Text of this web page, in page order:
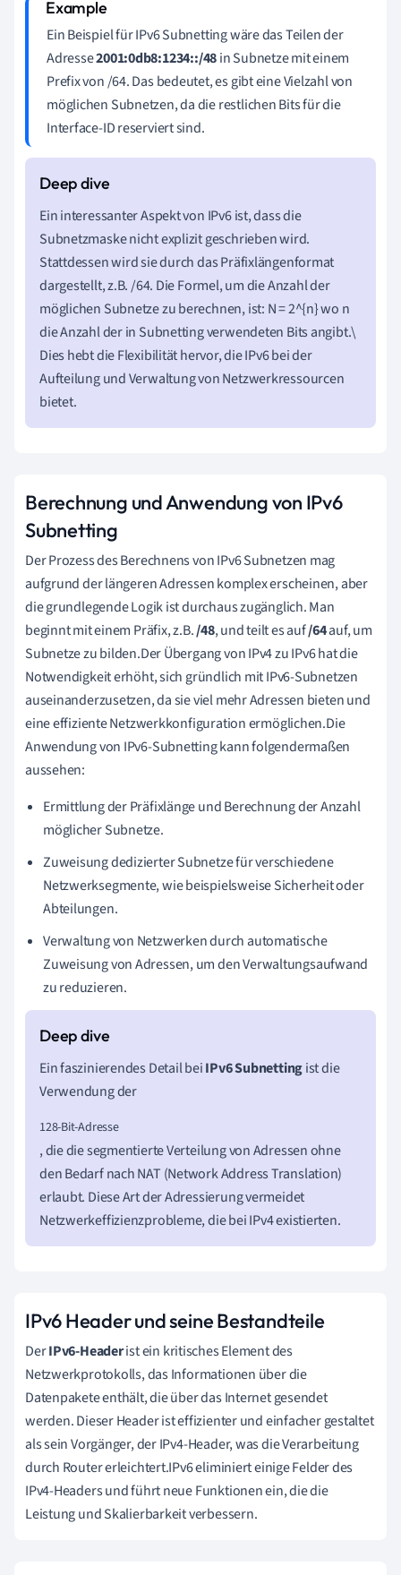
Ein Beispiel für IPv6 Subnetting wäre das Teilen der
Adresse2001:0db8:1234::/48in Subnetze mit einem
Prefix von /64. Das bedeutet, es gibt eine Vielzahl von
möglichen Subnetzen, da die restlichen Bits für die
Interface-ID reserviert sind.
Ein interessanter Aspekt von IPv6 ist, dass die
Subnetzmaske nicht explizit geschrieben wird.
Stattdessen wird sie durch das Präfixlängenformat
dargestellt, z.B. /64. Die Formel, um die Anzahl der
möglichen Subnetze zu berechnen, ist: N = 2^{n} wo n
die Anzahl der in Subnetting verwendeten Bits angibt.\
Dies hebt die Flexibilität hervor, die IPv6 bei der
Aufteilung und Verwaltung von Netzwerkressourcen
bietet.
Berechnung und Anwendung von IPv6
Subnetting
Der Prozess des Berechnens von IPv6 Subnetzen mag
aufgrund der längeren Adressen komplex erscheinen, aber
die grundlegende Logik ist durchaus zugänglich. Man
beginnt mit einem Präfix, z.B./48, und teilt es auf/64auf, um
Subnetze zu bilden.Der Übergang von IPv4 zu IPv6 hat die
Notwendigkeit erhöht, sich gründlich mit IPv6-Subnetzen
auseinanderzusetzen, da sie viel mehr Adressen bieten und
eine effiziente Netzwerkkonfiguration ermöglichen.Die
Anwendung von IPv6-Subnetting kann folgendermaßen
aussehen:
Ermittlung der Präfixlänge und Berechnung der Anzahl
möglicher Subnetze.
Zuweisung dedizierter Subnetze für verschiedene
Netzwerksegmente, wie beispielsweise Sicherheit oder
Abteilungen.
Verwaltung von Netzwerken durch automatische
Zuweisung von Adressen, um den Verwaltungsaufwand
zu reduzieren.
Ein faszinierendes Detail beiIPv6 Subnettingist die
Verwendung der
128-Bit-Adresse
, die die segmentierte Verteilung von Adressen ohne
den Bedarf nach NAT (Network Address Translation)
erlaubt. Diese Art der Adressierung vermeidet
Netzwerkeffizienzprobleme, die bei IPv4 existierten.
IPv6 Header und seine Bestandteile
DerIPv6-Headerist ein kritisches Element des
Netzwerkprotokolls, das Informationen über die
Datenpakete enthält, die über das Internet gesendet
werden. Dieser Header ist effizienter und einfacher gestaltet
als sein Vorgänger, der IPv4-Header, was die Verarbeitung
durch Router erleichtert.IPv6 eliminiert einige Felder des
IPv4-Headers und führt neue Funktionen ein, die die
Leistung und Skalierbarkeit verbessern.